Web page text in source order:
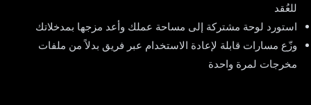
للعُقد
استورد لوحة مشتركة إلى مساحة عملك وأعد مزجها بمدخلاتك
وزّع مسارات قابلة لإعادة الاستخدام عبر فريق بدلاً من ملفات
مخرجات لمرة واحدة